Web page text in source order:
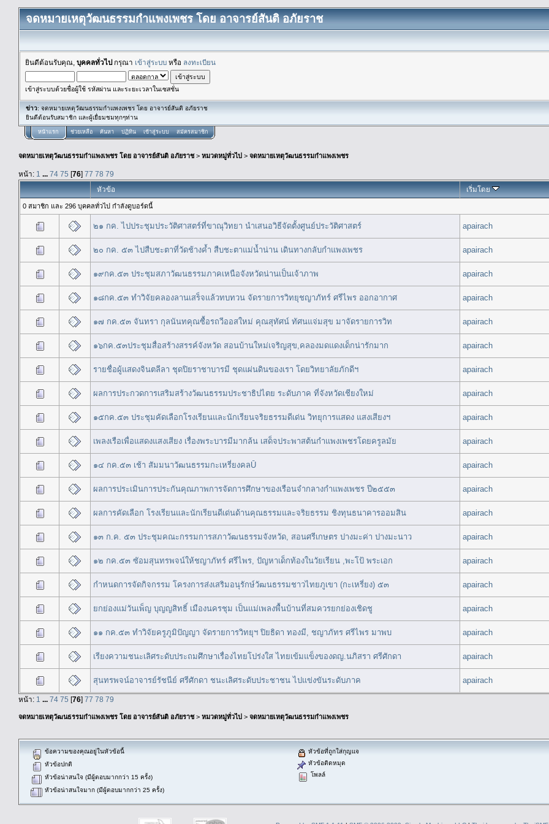
จดหมายเหตุวัฒนธรรมกำแพงเพชร โดย อาจารย์สันติ อภัยราช
ยินดีต้อนรับคุณ, บุคคลทั่วไปกรุณา เข้าสู่ระบบ หรือ ลงทะเบียน
เข้าสู่ระบบด้วยชื่อผู้ใช้ รหัสผ่าน และระยะเวลาในเซสชั่น
ข่าว: จดหมายเหตุวัฒนธรรมกำแพงเพชร โดย อาจารย์สันติ อภัยราช
ยินดีต้อนรับสมาชิก และผู้เยื่ยมชมทุกๆท่าน
หน้าแรก ช่วยเหลือ ค้นหา ปฏิทิน เข้าสู่ระบบ สมัครสมาชิก
จดหมายเหตุวัฒนธรรมกำแพงเพชร โดย อาจารย์สันติ อภัยราช> หมวดหมู่ทั่วไป > จดหมายเหตุวัฒนธรรมกำแพงเพชร
หน้า: 1 ... 74 75 [76] 77 78 79
หัวข้อ
เริ่มโดย
0 สมาชิก และ 296 บุคคลทั่วไป กำลังดูบอร์ดนี้
๒๑ กค. ไปประชุมประวัติศาสตร์ที่ขาณุวิทยา นำเสนอวิธีจัดตั้งศูนย์ประวัติศาสตร์ apairach
๒๐ กค. ๕๓ ไปสืบชะตาที่วัดช้างค้ำ สืบชะตาแม่น้ำน่าน เดินทางกลับกำแพงเพชร apairach
๑๙กค.๕๓ ประชุมสภาวัฒนธรรมภาคเหนือจังหวัดน่านเป็นเจ้าภาพ apairach
๑๘กค.๕๓ ทำวิจัยคลองลานเสร็จแล้วทบทวน จัดรายการวิทยุชญาภัทร์ ศรีไพร ออกอากาศ apairach
๑๗ กค.๕๓ จันทรา กุลนันทคุณซื้อรถวีออสใหม่ คุณสุทัศน์ ทัศนแจ่มสุข มาจัดรายการวิท apairach
๑๖กค.๕๓ประชุมสื่อสร้างสรรค์จังหวัด สอนบ้านใหม่เจริญสุข,คลองมดแดงเด็กน่ารักมาก apairach
รายชื่อผู้แสดงจินตลีลา ชุดปิยราชาบารมี ชุดแผ่นดินของเรา โดยวิทยาลัยภักดีฯ apairach
ผลการประกวดการเสริมสร้างวัฒนธรรมประชาธิปไตย ระดับภาค ที่จังหวัดเชียงใหม่ apairach
๑๕กค.๕๓ ประชุมคัดเลือกโรงเรียนและนักเรียนจริยธรรมดีเด่น วิทยุการแสดง แสงเสียงฯ apairach
เพลงเรือเพื่อแสดงแสงเสียง เรื่องพระบารมีมากล้น เสด็จประพาสต้นกำแพงเพชรโดยครูลมัย apairach
๑๔ กค.๕๓ เช้า สัมมนาวัฒนธรรมกะเหรี่ยงคลŪ apairach
ผลการประเมินการประกันคุณภาพการจัดการศึกษาของเรือนจำกลางกำแพงเพชร ปี๒๕๕๓ apairach
ผลการคัดเลือก โรงเรียนและนักเรียนดีเด่นด้านคุณธรรมและจริยธรรม ชิงทุนธนาคารออมสิน apairach
๑๓ ก.ค. ๕๓ ประชุมคณะกรรมการสภาวัฒนธรรมจังหวัด, สอนศรีเกษตร ปางมะค่า ปางมะนาว apairach
๑๒ กค.๕๓ ซัอมสุนทรพจน์ให้ชญาภัทร์ ศรีไพร, ปัญหาเด็กท้องในวัยเรียน ,พะโป้ พระเอก apairach
กำหนดการจัดกิจกรรม โครงการส่งเสริมอนุรักษ์วัฒนธรรมชาวไทยภูเขา (กะเหรี่ยง) ๕๓ apairach
ยกย่องแม่วันเพ็ญ บุญญสิทธิ์ เมืองนครชุม เป็นแม่เพลงพื้นบ้านที่สมควรยกย่องเชิดชู apairach
๑๑ กค.๕๓ ทำวิจัยครูภูมิปัญญา จัดรายการวิทยุฯ ปิยธิดา ทองมี, ชญาภัทร ศรีไพร มาพบ apairach
เรียงความชนะเลิศระดับประถมศึกษาเรื่องไทยโปร่งใส ไทยเข้มแข็งของดญ.นภิสรา ศรีศักดา apairach
สุนทรพจน์อาจารย์รัชนีย์ ศรีศักดา ชนะเลิศระดับประชาชน ไปแข่งขันระดับภาค apairach
หน้า: 1 ... 74 75 [76] 77 78 79
จดหมายเหตุวัฒนธรรมกำแพงเพชร โดย อาจารย์สันติ อภัยราช> หมวดหมู่ทั่วไป > จดหมายเหตุวัฒนธรรมกำแพงเพชร
ข้อความของคุณอยู่ในหัวข้อนี้
หัวข้อปกติ
หัวข้อน่าสนใจ (มีผู้ตอบมากกว่า 15 ครั้ง)
หัวข้อน่าสนใจมาก (มีผู้ตอบมากกว่า 25 ครั้ง)
หัวข้อที่ถูกใส่กุญแจ
หัวข้อติดหมุด
โพลล์